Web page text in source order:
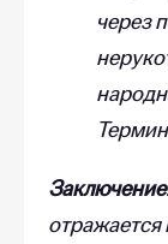
через
Заключение
отражается